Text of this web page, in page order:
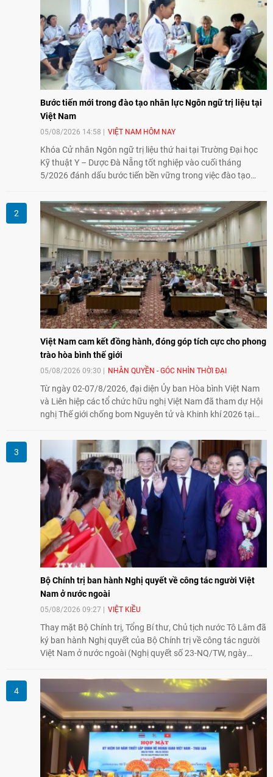
Bước tiến mới trong đào tạo nhân lực Ngôn ngữ trị liệu tại
Việt Nam
05/08/2026 14:58 VIỆT NAM HÔM NAY
Khóa Cử nhân Ngôn ngữ trị liệu thứ hai tại Trường Đại học
Kỹ thuật Y – Dược Đà Nẵng tốt nghiệp vào cuối tháng
5/2026 đánh dấu bước tiến bền vững trong việc đào tạo
tại Việt Nam.
Việt Nam cam kết đồng hành, đóng góp tích cực cho phong
trào hòa bình thế giới
05/08/2026 09:30 NHÂN QUYỀN - GÓC NHÌN THỜI ĐẠI
Từ ngày 02-07/8/2026, đại diện Ủy ban Hòa bình Việt Nam
và Liên hiệp các tổ chức hữu nghị Việt Nam đã tham dự Hội
nghị Thế giới chống bom Nguyên tử và Khinh khí 2026 tại
đồng hành cùng với phong trào hoà bình của nhân dân
Nhật Bản và thế giới ủng hộ giải trừ vũ khí hạt nhân của Việt
Nam.
Bộ Chính trị ban hành Nghị quyết về công tác người Việt
Nam ở nước ngoài
05/08/2026 09:27 VIỆT KIỀU
Thay mặt Bộ Chính trị, Tổng Bí thư, Chủ tịch nước Tô Lâm đã
ký ban hành Nghị quyết của Bộ Chính trị về công tác người
Việt Nam ở nước ngoài (Nghị quyết số 23-NQ/TW, ngày